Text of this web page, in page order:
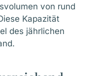
von rund
Kapazität
des jährlichen